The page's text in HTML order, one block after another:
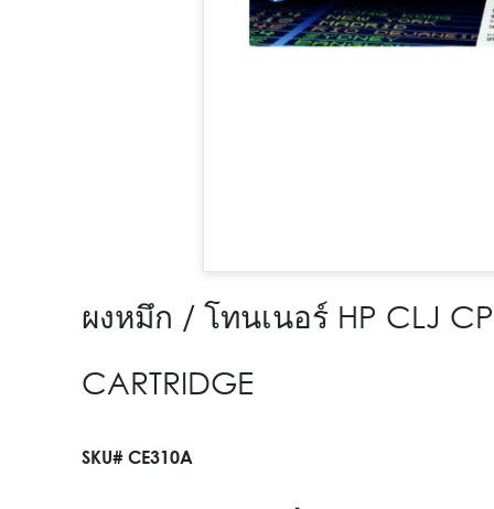
ผงหมึก / โทนเนอร์ HP CLJ
CARTRIDGE
SKU# CE310A